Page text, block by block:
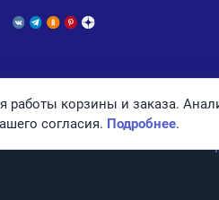
корзины и заказа.
согласия. Подробнее.